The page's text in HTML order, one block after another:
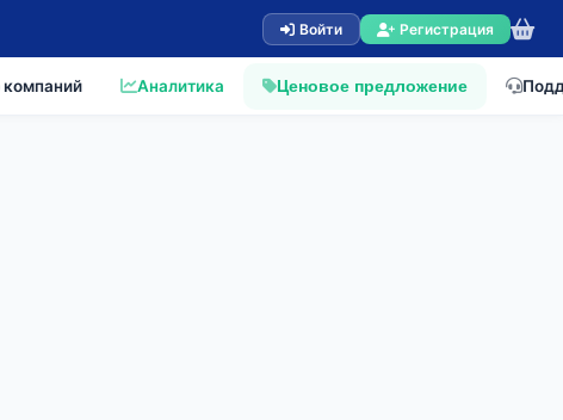
Войти Регистрация
компаний Аналитика Ценовое предложение